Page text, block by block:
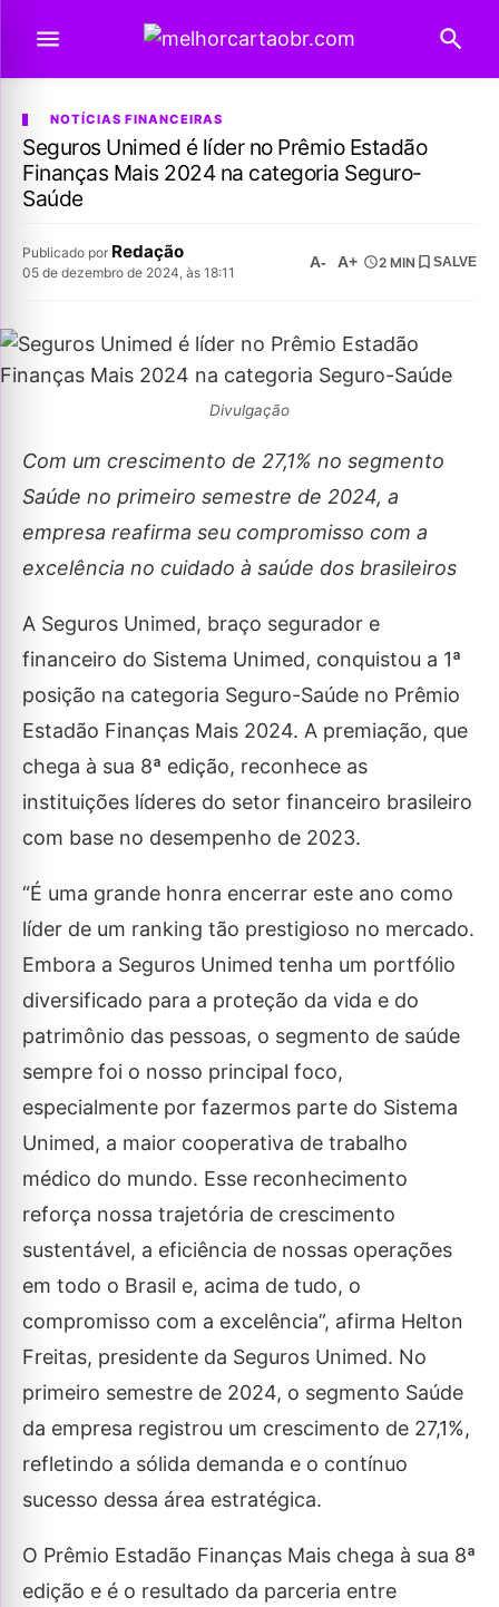
NOTÍCIAS FINANCEIRAS
Seguros Unimed é líder no Prêmio Estadão
Finanças Mais 2024 na categoria Seguro-
Saúde
Publicado por Redação
05 de dezembro de 2024, às 18:11
A- A+ 2 MIN SALVE
Divulgação
Com um crescimento de 27,1% no segmento
Saúde no primeiro semestre de 2024, a
empresa reafirma seu compromisso com a
excelência no cuidado à saúde dos brasileiros
A Seguros Unimed, braço segurador e
financeiro do Sistema Unimed, conquistou a 1ª
posição na categoria Seguro-Saúde no Prêmio
Estadão Finanças Mais 2024. A premiação, que
chega à sua 8ª edição, reconhece as
instituições líderes do setor financeiro brasileiro
com base no desempenho de 2023.
“É uma grande honra encerrar este ano como
líder de um ranking tão prestigioso no mercado.
Embora a Seguros Unimed tenha um portfólio
diversificado para a proteção da vida e do
patrimônio das pessoas, o segmento de saúde
sempre foi o nosso principal foco,
especialmente por fazermos parte do Sistema
Unimed, a maior cooperativa de trabalho
médico do mundo. Esse reconhecimento
reforça nossa trajetória de crescimento
sustentável, a eficiência de nossas operações
em todo o Brasil e, acima de tudo, o
compromisso com a excelência”, afirma Helton
Freitas, presidente da Seguros Unimed. No
primeiro semestre de 2024, o segmento Saúde
da empresa registrou um crescimento de 27,1%,
refletindo a sólida demanda e o contínuo
sucesso dessa área estratégica.
O Prêmio Estadão Finanças Mais chega à sua 8ª
edição e é o resultado da parceria entre